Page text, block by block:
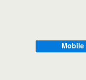
Mobile